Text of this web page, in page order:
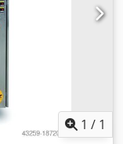
1 / 1